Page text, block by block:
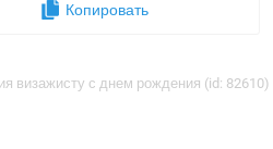
Копировать
визажисту с днем рождения (id: 82610)